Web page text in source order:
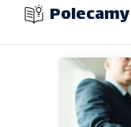
Polecamy